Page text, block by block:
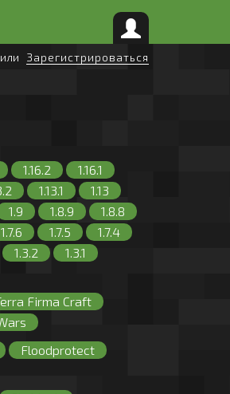
или Зарегистрироваться
1.16.2
1.16.1
1.13.1
1.13
1.9 1.8.9
1.8.8
1.7.6 1.7.5
1.7.4
1.3.2
1.3.1
Firma Craft
Floodprotect